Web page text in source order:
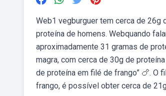
Web1 vegburguer tem cerca de 26g
proteína de homens. Webquando
aproximadamente 31 gramas de
magra, com cerca de 30g de
de proteína em filé de frango” 🍗. O
frango, é possível obter cerca de